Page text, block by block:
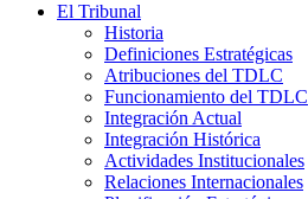
El Tribunal
Historia
Definiciones Estratégicas
Atribuciones del TDLC
Funcionamiento del TDLC
Integración Actual
Integración Histórica
Actividades Institucionales
Relaciones Internacionales